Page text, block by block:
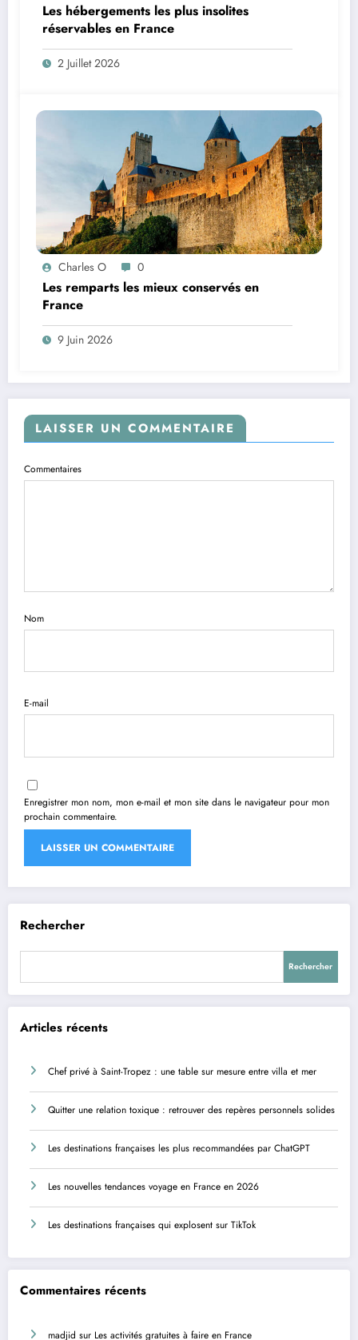
Les hébergements les plus insolites
réservables en France
2 Juillet 2026
Charles O 0
Les remparts les mieux conservés en
France
9 Juin 2026
LAISSER UN COMMENTAIRE
Commentaires
Nom
E-mail
Enregistrer mon nom, mon e-mail et mon site dans le navigateur pour mon
prochain commentaire.
Rechercher
Rechercher
Articles récents
Chef privé à Saint-Tropez : une table sur mesure entre villa et mer
Quitter une relation toxique : retrouver des repères personnels solides
Les destinations françaises les plus recommandées par ChatGPT
Les nouvelles tendances voyage en France en 2026
Les destinations françaises qui explosent sur TikTok
Commentaires récents
madjid sur Les activités gratuites à faire en France